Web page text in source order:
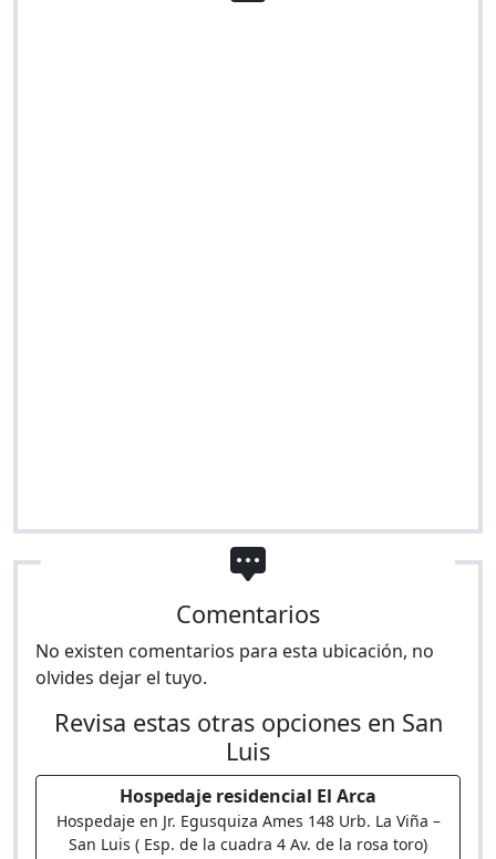
Comentarios
No existen comentarios para esta ubicación, no
olvides dejar el tuyo.
Revisa estas otras opciones en San
Luis
Hospedaje residencial El Arca
Hospedaje en Jr. Egusquiza Ames 148 Urb. La Viña –
San Luis ( Esp. de la cuadra 4 Av. de la rosa toro)